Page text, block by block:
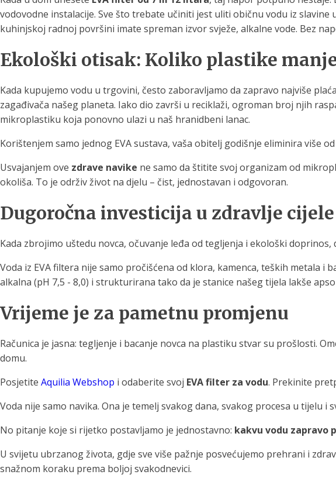
vodovodne instalacije. Sve što trebate učiniti jest uliti običnu vodu iz
kuhinjskoj radnoj površini imate spreman izvor svježe, alkalne vode. Bez
Ekološki otisak: Koliko plastike
Kada kupujemo vodu u trgovini, često zaboravljamo da zapravo najviše
zagađivača našeg planeta. Iako dio završi u reciklaži, ogroman broj njih
mikroplastiku koja ponovno ulazi u naš hranidbeni lanac.
Korištenjem samo jednog EVA sustava, vaša obitelj godišnje eliminira više od
Usvajanjem ove zdrave navike ne samo da štitite svoj organizam od
okoliša. To je održiv život na djelu – čist, jednostavan i odgovoran.
Dugoročna investicija u zdravlje
Kada zbrojimo uštedu novca, očuvanje leđa od tegljenja i ekološki doprinos,
Voda iz EVA filtera nije samo pročišćena od klora, kamenca, teških metala
alkalna (pH 7,5 - 8,0) i strukturirana tako da je stanice našeg tijela lakše
Vrijeme je za pametnu promjenu
Računica je jasna: tegljenje i bacanje novca na plastiku stvar su prošlosti.
domu.
Posjetite Aquilia Webshop i odaberite svoj EVA filter za vodu. Prekinite
Voda nije samo navika. Ona je temelj svakog dana, svakog procesa u tijelu i
No pitanje koje si rijetko postavljamo je jednostavno: kakvu vodu zapravo
U svijetu ubrzanog života, gdje sve više pažnje posvećujemo prehrani i
snažnom koraku prema boljoj svakodnevici.